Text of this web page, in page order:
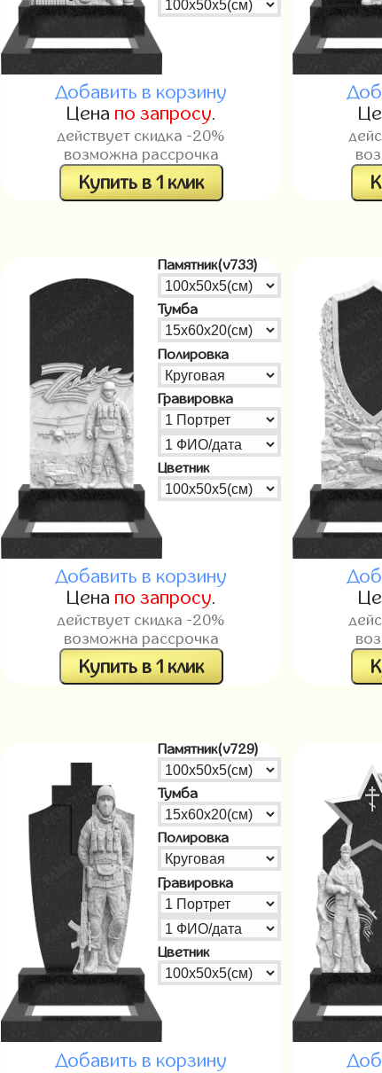
Добавить в корзину
Цена по запросу.
действует скидка -20%
возможна рассрочка
Купить в 1 клик
Памятник(v733)
Тумба
Полировка
Гравировка
Цветник
Добавить в корзину
Цена по запросу.
действует скидка -20%
возможна рассрочка
Купить в 1 клик
Памятник(v729)
Тумба
Полировка
Гравировка
Цветник
Добавить в корзину